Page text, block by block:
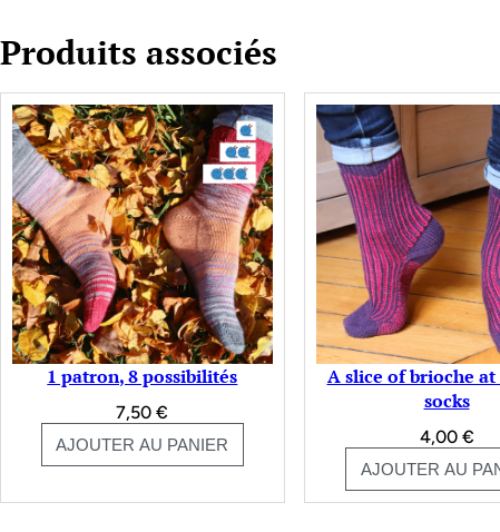
Produits associés
1 patron, 8 possibilités
7,50€
AJOUTER AU PANIER
A slice of brioche at
socks
4,00 €
AJOUTER AU